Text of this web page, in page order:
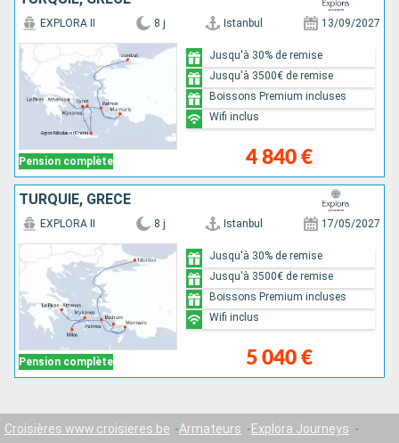
Pension complète
EXPLORA II 8 j Istanbul 13/09/2027
4 840 €
Jusqu'à 30% de remise
Jusqu'à 3500€ de remise
Boissons Premium incluses
Wifi inclus
TURQUIE, GRÈCE
Pension complète
EXPLORA II 8 j Istanbul 17/05/2027
5 040 €
Jusqu'à 30% de remise
Jusqu'à 3500€ de remise
Boissons Premium incluses
Wifi inclus
Croisières www.croisieres.be Armateurs
Explora Journeys